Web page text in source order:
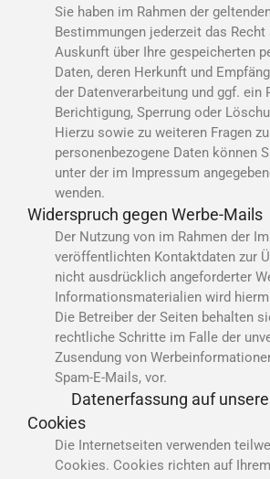
Sie haben im Rahmen der
Bestimmungen jederzeit das
Auskunft über Ihre gespeicherten
Daten, deren Herkunft und
der Datenverarbeitung und ggf. ein
Berichtigung, Sperrung oder
Hierzu sowie zu weiteren Fragen
personenbezogene Daten können
unter der im Impressum
wenden.
Widerspruch gegen Werbe-Mails
Der Nutzung von im Rahmen der
veröffentlichten Kontaktdaten zur
nicht ausdrücklich angeforderter
Informationsmaterialien wird
Die Betreiber der Seiten behalten
rechtliche Schritte im Falle der
Zusendung von
Spam-E-Mails, vor.
Datenerfassung auf
Cookies
Die Internetseiten verwenden
Cookies. Cookies richten auf